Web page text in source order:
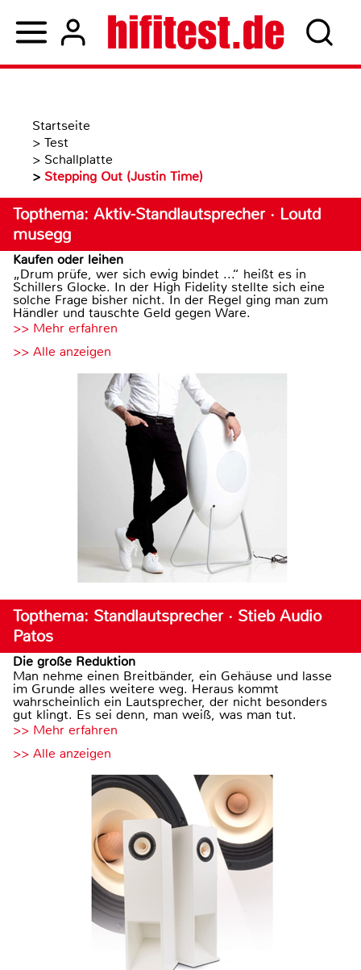
Startseite
> Test
> Schallplatte
> Stepping Out (Justin Time)
Topthema: Aktiv-Standlautsprecher · Loutd
musegg
Kaufen oder leihen
„Drum prüfe, wer sich ewig bindet ...“ heißt es in
Schillers Glocke. In der High Fidelity stellte sich eine
solche Frage bisher nicht. In der Regel ging man zum
Händler und tauschte Geld gegen Ware.
>> Mehr erfahren
>> Alle anzeigen
Topthema: Standlautsprecher · Stieb Audio
Patos
Die große Reduktion
Man nehme einen Breitbänder, ein Gehäuse und lasse
im Grunde alles weitere weg. Heraus kommt
wahrscheinlich ein Lautsprecher, der nicht besonders
gut klingt. Es sei denn, man weiß, was man tut.
>> Mehr erfahren
>> Alle anzeigen